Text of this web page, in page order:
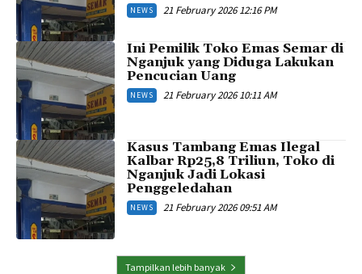
NEWS 21 February 2026 12:16 PM
Ini Pemilik Toko Emas Semar di
Nganjuk yang Diduga Lakukan
Pencucian Uang
NEWS 21 February 2026 10:11 AM
Kasus Tambang Emas Ilegal
Kalbar Rp25,8 Triliun, Toko di
Nganjuk Jadi Lokasi
Penggeledahan
NEWS 21 February 2026 09:51 AM
Tampilkan lebih banyak